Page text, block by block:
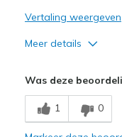
Vertaling weergeven
Meer details
Minpunten
Was deze
1 0